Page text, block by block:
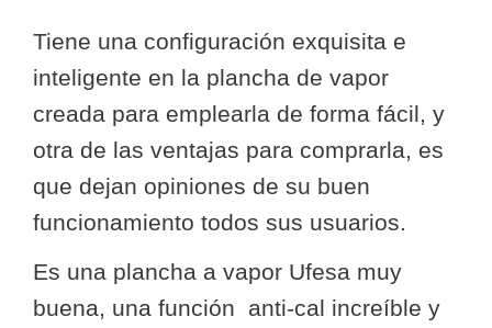
Tiene una configuración exquisita e
inteligente en la plancha de vapor
creada para emplearla de forma fácil, y
otra de las ventajas para comprarla, es
que dejan opiniones de su buen
funcionamiento todos sus usuarios.
Es una plancha a vapor Ufesa muy
buena, una función anti-cal increíble y